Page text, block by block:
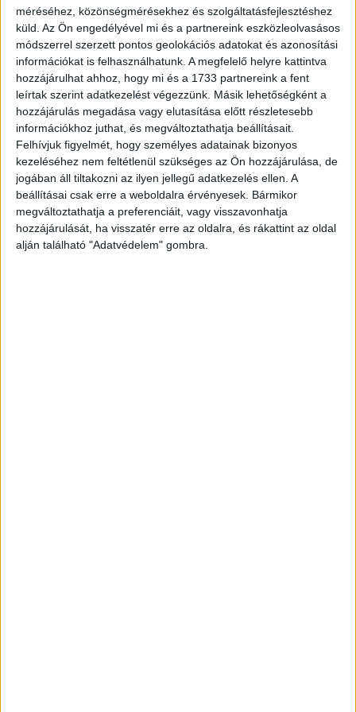
méréséhez, közönségmérésekhez és szolgáltatásfejlesztéshez
küld. Az Ön engedélyével mi és a partnereink eszközleolvasásos
módszerrel szerzett pontos geolokációs adatokat és azonosítási
információkat is felhasználhatunk. A megfelelő helyre kattintva
hozzájárulhat ahhoz, hogy mi és a 1733 partnereink a fent
leírtak szerint adatkezelést végezzünk. Másik lehetőségként a
hozzájárulás megadása vagy elutasítása előtt részletesebb
információkhoz juthat, és megváltoztathatja beállításait.
Felhívjuk figyelmét, hogy személyes adatainak bizonyos
kezeléséhez nem feltétlenül szükséges az Ön hozzájárulása, de
jogában áll tiltakozni az ilyen jellegű adatkezelés ellen. A
beállításai csak erre a weboldalra érvényesek. Bármikor
megváltoztathatja a preferenciáit, vagy visszavonhatja
hozzájárulását, ha visszatér erre az oldalra, és rákattint az oldal
alján található "Adatvédelem" gombra.
bevétel, addig Lengyelországban akár a húsvéti
vásárlások ötszörösére is felszökik a forgalom, általában
a televízióban reklámozott termékek a legnépszerűbbek,
az átlagos kosár érték 3500-4000 forintnak megfelelő
zloty (50 PLN). A Formatex megduplázta éves forgalmát
Lengyelországban 2015-ről 2016-ra és idén is hasonló
növekedést tervez, mely a kiváló üzleti stratégiának, a
megfelelő játékválasztásnak és olyan kulcs partnereknek
is köszönhető, mint a Smyk és Biedronka bolthálózat–
tette hozzá Borhi János.
Továbbra is az ügyességi és sport, valamint az
építőjátékokat venne a legtöbb szülő